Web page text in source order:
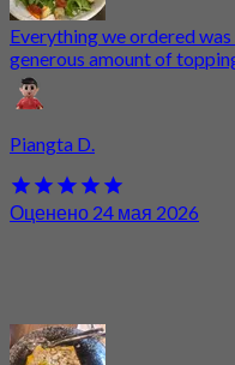
Everything we ordered
generous amount of
Piangta D.
Оценено 24 мая 2026